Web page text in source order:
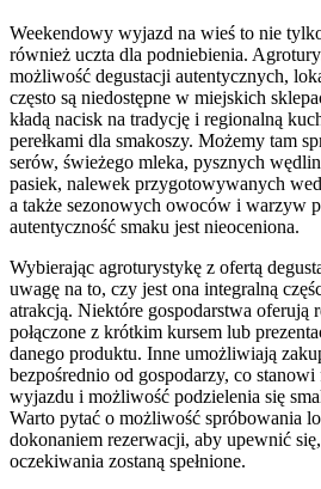
Weekendowy wyjazd na wieś to nie
również uczta dla podniebienia.
możliwość degustacji autentycznych,
często są niedostępne w miejskich
kładą nacisk na tradycję i regionalną
perełkami dla smakoszy. Możemy tam
serów, świeżego mleka, pysznych
pasiek, nalewek przygotowywanych
a także sezonowych owoców i warzyw
autentyczność smaku jest nieoceniona.
Wybierając agroturystykę z ofertą
uwagę na to, czy jest ona integralną
atrakcją. Niektóre gospodarstwa oferują
połączone z krótkim kursem lub
danego produktu. Inne umożliwiają
bezpośrednio od gospodarzy, co
wyjazdu i możliwość podzielenia się
Warto pytać o możliwość spróbowania
dokonaniem rezerwacji, aby upewnić
oczekiwania zostaną spełnione.